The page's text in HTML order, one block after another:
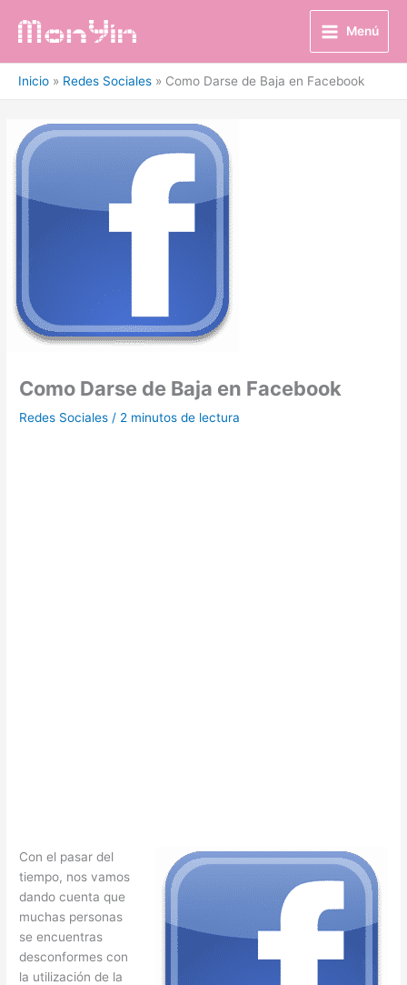
Menú
Inicio Redes Sociales Como Darse de Baja en Facebook
Como Darse de Baja en Facebook
Redes Sociales / 2 minutos de lectura
Con el pasar del
tiempo, nos vamos
dando cuenta que
muchas personas
se encuentras
desconformes con
la utilización de la